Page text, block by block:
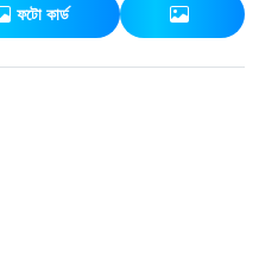
ফটো কার্ড